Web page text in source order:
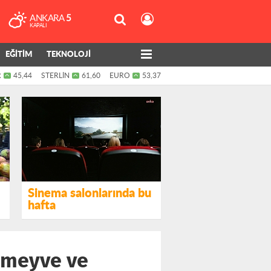
ANKARA 5
KAPALI
EĞİTİM TEKNOLOJİ
45,44 STERLİN 61,60 EURO 53,37
Sinema salonlarında bu
hafta
ve